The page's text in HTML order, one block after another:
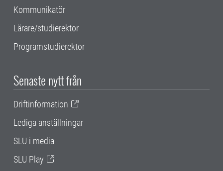
Kommunikatör
Lärare/studierektor
Programstudierektor
Senaste nytt från
Driftinformation
Lediga anställningar
SLU i media
SLU Play